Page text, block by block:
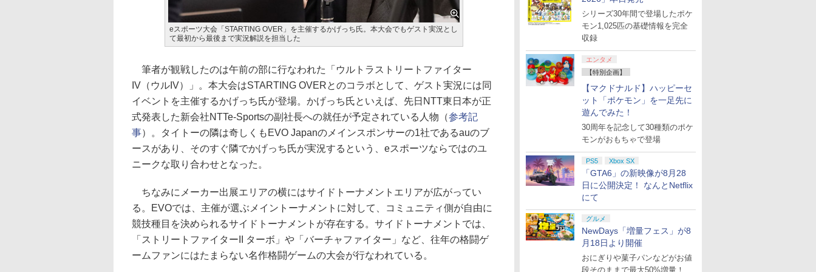
シリーズ30年間で登場したポケ
モン1,025匹の基礎情報を完全
収録
エンタメ
【特別企画】
【マクドナルド】ハッピーセ
ット「ポケモン」を一足先に
遊んでみた！
30周年を記念して30種類のポケ
モンがおもちゃで登場
PS5 Xbox SX
「GTA6」の新映像が8月28
日に公開決定！ なんとNetflix
にて
グルメ
NewDays「増量フェス」が8
月18日より開催
おにぎりや菓子パンなどがお値
段そのままで最大50%増量！
eスポーツ大会「STARTING OVER」を主催するかげっち氏。本大会でもゲスト実況とし
て最初から最後まで実況解説を担当した
筆者が観戦したのは午前の部に行なわれた「ウルトラストリートファイター
IV（ウルIV）」。本大会はSTARTING OVERとのコラボとして、ゲスト実況には同
イベントを主催するかげっち氏が登場。かげっち氏といえば、先日NTT東日本が正
式発表した新会社NTTe-Sportsの副社長への就任が予定されている人物（参考記
事）。タイトーの隣は奇しくもEVO Japanのメインスポンサーの1社であるauのブ
ースがあり、そのすぐ隣でかげっち氏が実況するという、eスポーツならではのユ
ニークな取り合わせとなった。
ちなみにメーカー出展エリアの横にはサイドトーナメントエリアが広がってい
る。EVOでは、主催が選ぶメイントーナメントに対して、コミュニティ側が自由に
競技種目を決められるサイドトーナメントが存在する。サイドトーナメントでは、
「ストリートファイターII ターボ」や「バーチャファイター」など、往年の格闘ゲ
ームファンにはたまらない名作格闘ゲームの大会が行なわれている。